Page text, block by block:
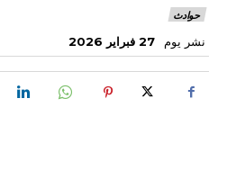
حوادث
نشر يوم 27 فبراير 2026